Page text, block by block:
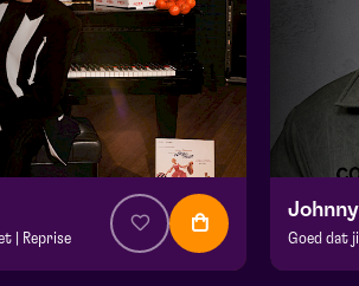
| Reprise Goed dat